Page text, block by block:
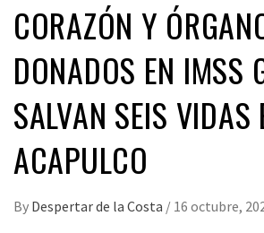
CORAZÓN Y
DONADOS EN IMSS
SALVAN SEIS VIDAS
ACAPULCO
By Despertar de la Costa / 16 octubre,